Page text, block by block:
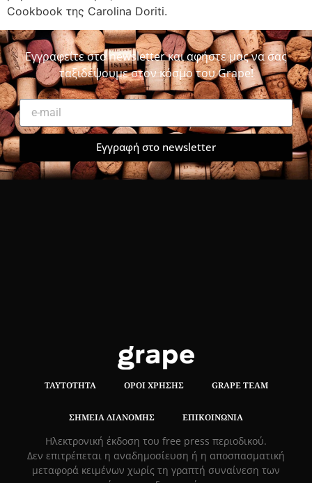
Cookbook της Carolina Doriti.
Εγγραφείτε στο newsletter και αφήστε μας να σας
ταξιδέψουμε στον κόσμο του Grape!
Εγγραφή στο newsletter
ΤΑΥΤΌΤΗΤΑ ΌΡΟΙ ΧΡΉΣΗΣ GRAPE TEAM
ΣΗΜΕΊΑ ΔΙΑΝΟΜΉΣ ΕΠΙΚΟΙΝΩΝΊΑ
Hλεκτρονική έκδοση του free press περιοδικού.
Δεν επιτρέπεται η αναδημοσίευση ή η αποσπασματική
μεταφορά κειμένων χωρίς τη γραπτή συναίνεση των